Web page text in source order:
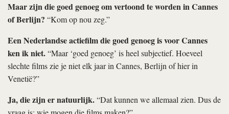
Maar zijn die goed genoeg om vertoond te worden in Cannes
of Berlijn? “Kom op nou zeg.”
Een Nederlandse actiefilm die goed genoeg is voor Cannes
ken ik niet.“Maar ‘goed genoeg’ is heel subjectief. Hoeveel
slechte films zie je niet elk jaar in Cannes, Berlijn of hier in
Venetië?”
Ja, die zijn er natuurlijk.“Dat kunnen we allemaal zien. Dus de